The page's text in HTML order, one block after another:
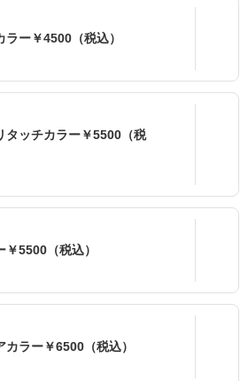
ー￥4500（税込）
タッチカラー￥5500（税
5500（税込）
ラー￥6500（税込）